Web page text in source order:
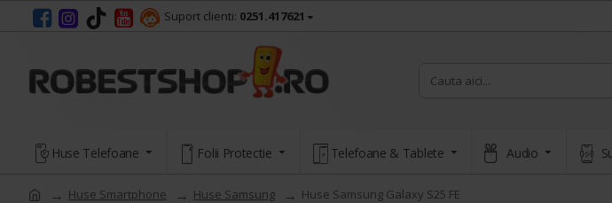
Suport clienti: 0251.417621
Huse Telefoane Folii Protectie Telefoane & Tablete Audio
Huse Smartphone Huse Samsung Huse Samsung Galaxy S25 FE